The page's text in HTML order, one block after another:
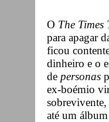
O The Times
para apagar
ficou
dinheiro e o
de personas
ex-boémio
até um